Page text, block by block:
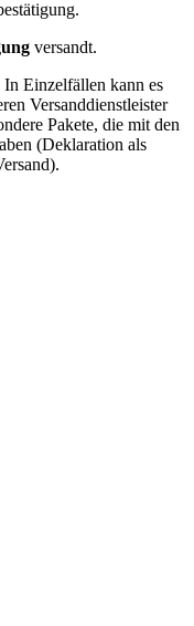
versandt.
Einzelfällen kann es
Versanddienstleister
Pakete, die mit den
(Deklaration als